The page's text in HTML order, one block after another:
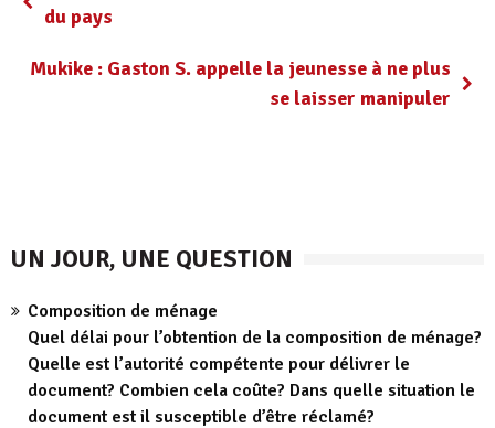
du pays
Mukike : Gaston S. appelle la jeunesse à ne plus
se laisser manipuler
UN JOUR, UNE QUESTION
Composition de ménage
Quel délai pour l’obtention de la composition de ménage?
Quelle est l’autorité compétente pour délivrer le
document? Combien cela coûte? Dans quelle situation le
document est il susceptible d’être réclamé?